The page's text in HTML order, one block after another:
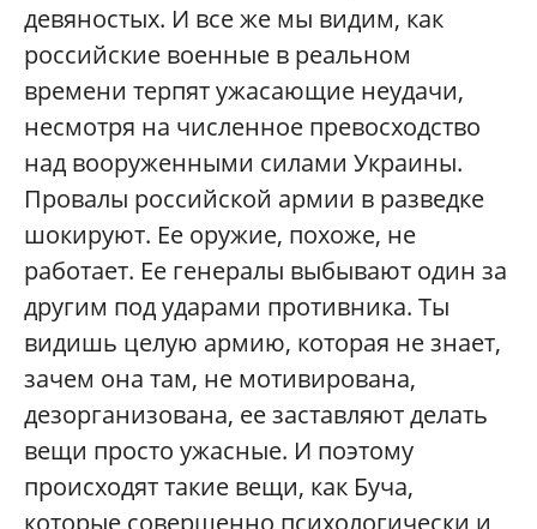
девяностых. И все же мы видим, как
российские военные в реальном
времени терпят ужасающие неудачи,
несмотря на численное превосходство
над вооруженными силами Украины.
Провалы российской армии в разведке
шокируют. Ее оружие, похоже, не
работает. Ее генералы выбывают один за
другим под ударами противника. Ты
видишь целую армию, которая не знает,
зачем она там, не мотивирована,
дезорганизована, ее заставляют делать
вещи просто ужасные. И поэтому
происходят такие вещи, как Буча,
которые совершенно психологически и